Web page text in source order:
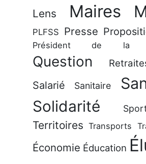
Lens Maires
PLFSS Presse
Président de la
Question
Salarié Sanitaire
Solidarité
Territoires Transports
Économie Éducation